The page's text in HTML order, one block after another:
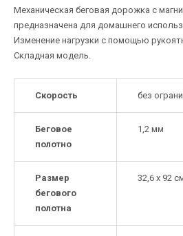
Механическая беговая дорожка с
предназначена для домашнего
Изменение нагрузки с помощью
Складная модель.
Скорость без
Беговое
полотно
1,2 мм
Размер
бегового
полотна
32,6 х 92